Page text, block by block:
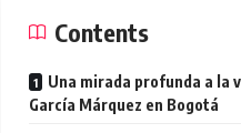
Contents
Una mirada profunda a la
García Márquez en Bogotá